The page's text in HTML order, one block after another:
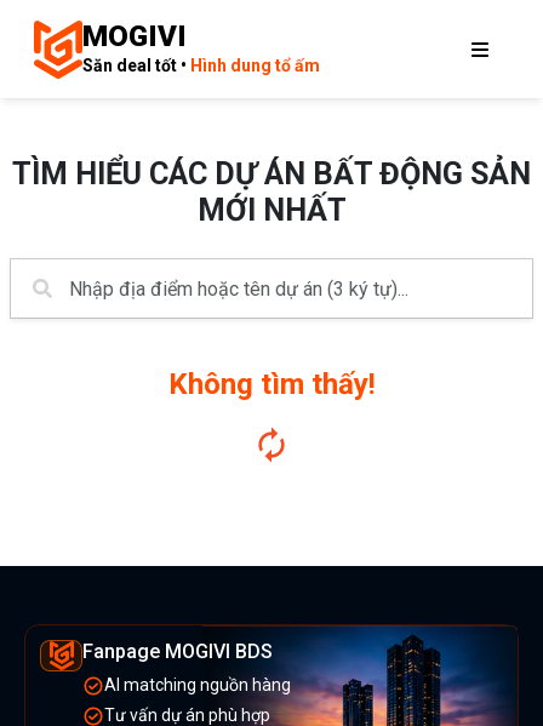
MOGIVI
Săn deal tốt • Hình dung tổ ấm
TÌM HIỂU CÁC DỰ ÁN BẤT ĐỘNG SẢN
MỚI NHẤT
Không tìm thấy!
Fanpage MOGIVI BDS
AI matching nguồn hàng
Tư vấn dự án phù hợp